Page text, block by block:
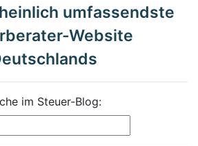
umfassendste
Website
im Steuer-Blog: